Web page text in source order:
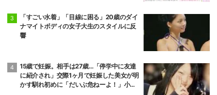
「すごい水着」「目線に困る」20歳のダイ
ナマイトボディの女子大生のスタイルに反
響
15歳で妊娠。相手は27歳…「停学中に友達
に紹介され」交際1ヶ月で妊娠した美女が明
かす馴れ初めに「だいぶ危ねーよ！」小森